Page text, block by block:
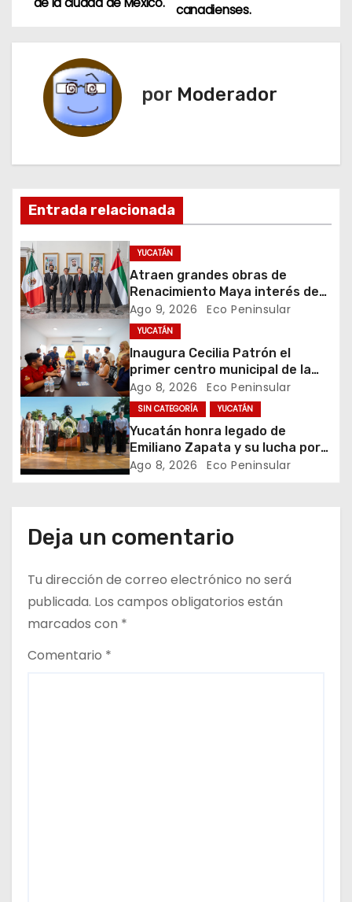
a
v
c
ó
n
d
e
e
n
t
r
d
a
s
canadienses.
por Moderador
Entrada relacionada
YUCATÁN
Atraen grandes obras de
Renacimiento Maya interés de
Emiratos Árabes Unidos
Ago 9, 2026 Eco Peninsular
YUCATÁN
Inaugura Cecilia Patrón el
primer centro municipal de la
juventud en la historia de
Mérida
Ago 8, 2026 Eco Peninsular
SIN CATEGORÍA YUCATÁN
Yucatán honra legado de
Emiliano Zapata y su lucha por
la justicia social
Ago 8, 2026 Eco Peninsular
Deja un comentario
Tu dirección de correo electrónico no será
publicada. Los campos obligatorios están
marcados con *
Comentario *